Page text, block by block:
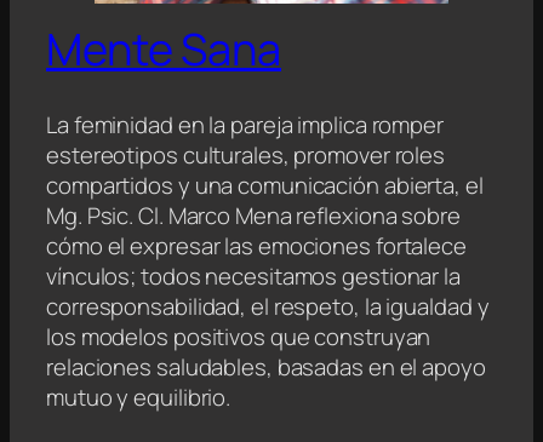
Mente Sana
La feminidad en la pareja implica romper
estereotipos culturales, promover roles
compartidos y una comunicación abierta, el
Mg. Psic. Cl. Marco Mena reflexiona sobre
cómo el expresar las emociones fortalece
vínculos; todos necesitamos gestionar la
corresponsabilidad, el respeto, la igualdad y
los modelos positivos que construyan
relaciones saludables, basadas en el apoyo
mutuo y equilibrio.